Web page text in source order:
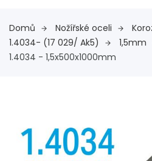
Domů Nožířské oceli
1.4034- (17 029/ Ak5)
1,5mm
1.4034 - 1,5x500x1000mm